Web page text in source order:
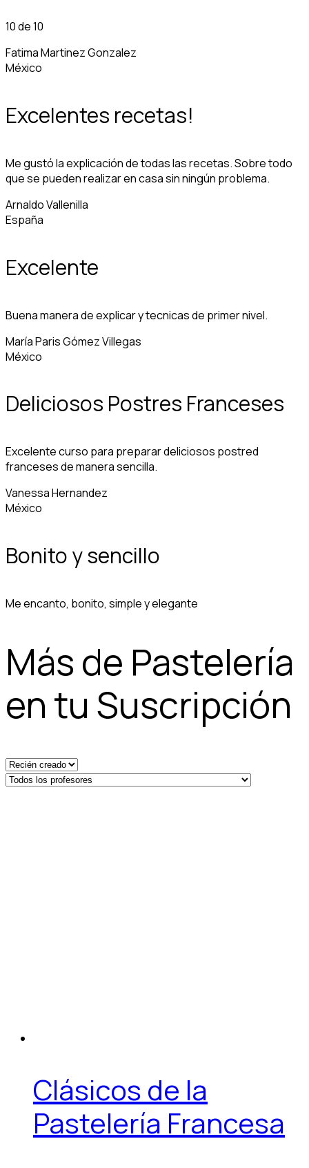
10 de 10
Fatima Martinez Gonzalez
México
Excelentes recetas!
Me gustó la explicación de todas las recetas. Sobre todo
que se pueden realizar en casa sin ningún problema.
Arnaldo Vallenilla
España
Excelente
Buena manera de explicar y tecnicas de primer nivel.
María Paris Gómez Villegas
México
Deliciosos Postres Franceses
Excelente curso para preparar deliciosos postred
franceses de manera sencilla.
Vanessa Hernandez
México
Bonito y sencillo
Me encanto, bonito, simple y elegante
Más de Pastelería
en tu Suscripción
Clásicos de la
Pastelería Francesa